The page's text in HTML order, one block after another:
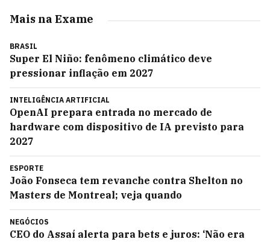
Mais na Exame
BRASIL
Super El Niño: fenômeno climático deve
pressionar inflação em 2027
INTELIGÊNCIA ARTIFICIAL
OpenAI prepara entrada no mercado de
hardware com dispositivo de IA previsto para
2027
ESPORTE
João Fonseca tem revanche contra Shelton no
Masters de Montreal; veja quando
NEGÓCIOS
CEO do Assaí alerta para bets e juros: ‘Não era